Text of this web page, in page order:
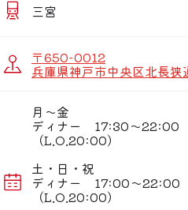
細やかな霜降りで柔らかく、旨
より幸せな一口を感じてほしい
お誕生日や記念日、デート、ご
新鮮な海の幸が楽しめるものな
ステーキを焼く音や香り、調理
約80種類揃えた豊富なワインも
記憶に残るとっておきのお時間
三宮
〒650-0012
兵庫県神戸市中央区北長
月〜金
ディナー 17:30〜22:00
（L.O.20:00）
土・日・祝
ディナー 17:00〜22:00
（L.O.20:00）